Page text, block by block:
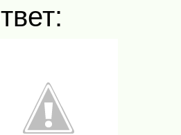
Ответ: